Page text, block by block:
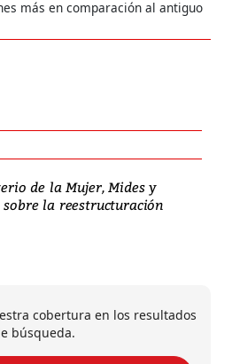
más en comparación al antiguo
de la Mujer, Mides y
la reestructuración
cobertura en los resultados
búsqueda.